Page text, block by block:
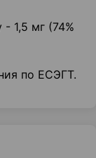
- 1,5 мг (74%
по ЕСЭГТ.